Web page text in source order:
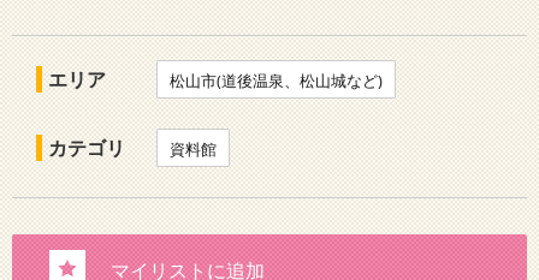
エリア 松山市(道後温泉、松山城など)
カテゴリ 資料館